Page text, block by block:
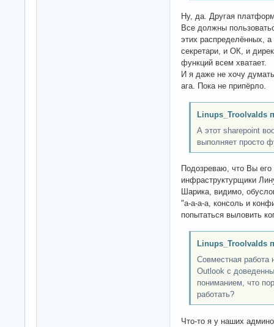
Ну, да. Другая
Все должны
этих распределённых,
секретари, и ОК, и
функций всем хватает.
И я даже не хочу
ага. Пока не припёрло.
Linups_Troolvalds
А этот sharepoint
выполняет просто
Подозреваю, что Вы его
инфраструктурщики
Шарика, видимо,
"а-а-а-а, консоль и
попытаться выловить
Linups_Troolvalds
Совместная работа
Outlook с
пониманием, что
работать?
Что-то я у наших